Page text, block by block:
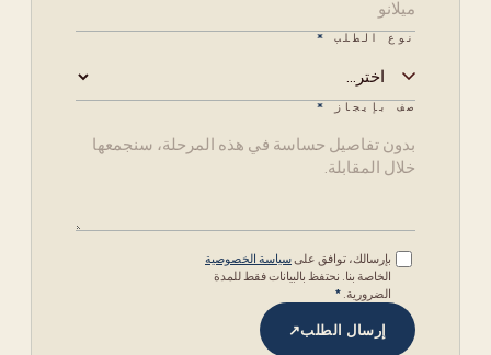
نوع الطلب*
صف بإيجاز *
بإرسالك، توافق علىسياسة الخصوصية
الخاصة بنا. نحتفظ بالبيانات فقط للمدة
الضرورية. *
إرسال الطلب↗